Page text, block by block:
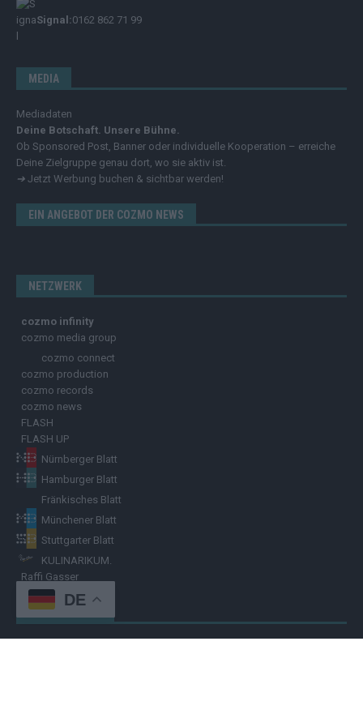
Signal:0162 862 71 99
MEDIA
Mediadaten
Deine Botschaft. Unsere Bühne.
Ob Sponsored Post, Banner oder individuelle Kooperation – erreiche
Deine Zielgruppe genau dort, wo sie aktiv ist.
➔ Jetzt Werbung buchen & sichtbar werden!
EIN ANGEBOT DER COZMO NEWS
NETZWERK
cozmo infinity
cozmo media group
cozmo connect
cozmo production
cozmo records
cozmo news
FLASH
FLASH UP
Nürnberger Blatt
Hamburger Blatt
Fränkisches Blatt
Münchener Blatt
Stuttgarter Blatt
KULINARIKUM.
Raffi Gasser
HINWEISGEBER
DE